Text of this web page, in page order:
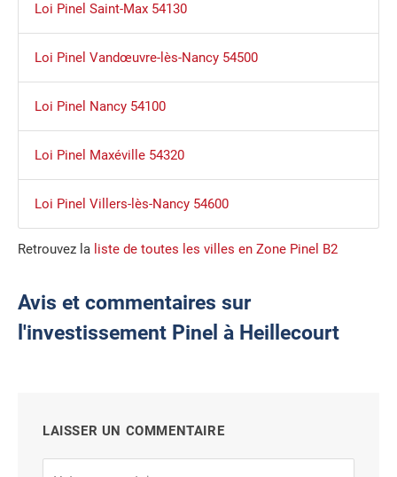
Loi Pinel Saint-Max 54130
Loi Pinel Vandœuvre-lès-Nancy 54500
Loi Pinel Nancy 54100
Loi Pinel Maxéville 54320
Loi Pinel Villers-lès-Nancy 54600
Retrouvez la liste de toutes les villes en Zone Pinel B2
Avis et commentaires sur
l'investissement Pinel à Heillecourt
LAISSER UN COMMENTAIRE